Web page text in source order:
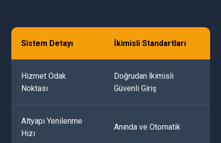
Sistem Detayı İkimisli Standartları
Hizmet Odak
Noktası
Doğrudan İkimisli
Güvenli Giriş
Altyapı Yenilenme
Hızı
Anında ve Otomatik